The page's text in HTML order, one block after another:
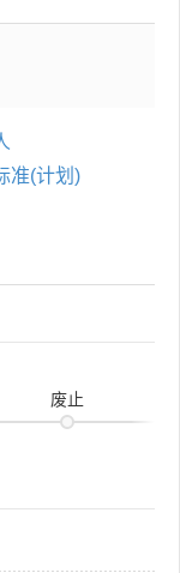
准(计划)
废止